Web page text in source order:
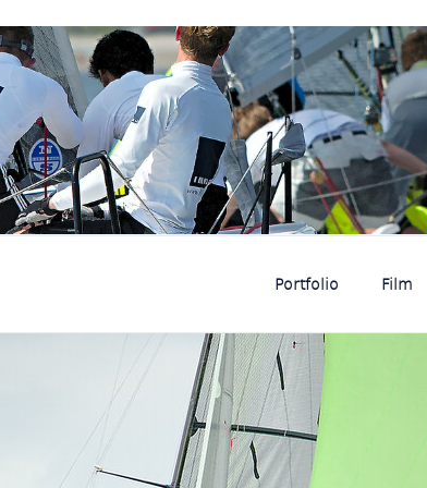
aus einer Hand
Portfolio Film